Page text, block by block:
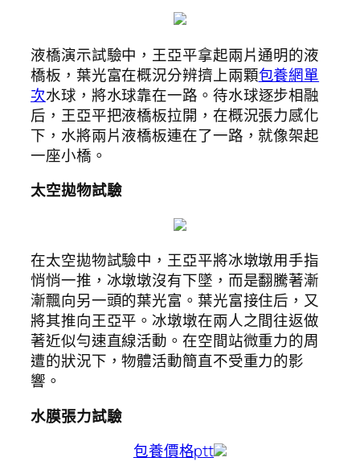
液橋演示試驗中，王亞平拿起兩片通明的液
橋板，葉光富在概況分辨擠上兩顆包養網單
次水球，將水球靠在一路。待水球逐步相融
后，王亞平把液橋板拉開，在概況張力感化
下，水將兩片液橋板連在了一路，就像架起
一座小橋。
太空拋物試驗
在太空拋物試驗中，王亞平將冰墩墩用手指
悄悄一推，冰墩墩沒有下墜，而是翻騰著漸
漸飄向另一頭的葉光富。葉光富接住后，又
將其推向王亞平。冰墩墩在兩人之間往返做
著近似勻速直線活動。在空間站微重力的周
遭的狀況下，物體活動簡直不受重力的影
響。
水膜張力試驗
包養價格ptt